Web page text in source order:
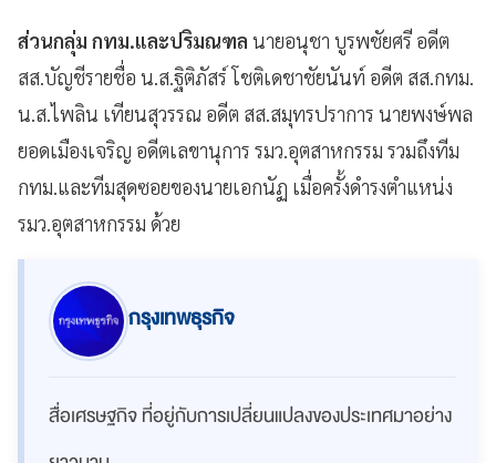
ส่วนกลุ่ม กทม.และปริมณฑล นายอนุชา บูรพชัยศรี อดีต
สส.บัญชีรายชื่อ น.ส.ฐิติภัสร์ โชติเดชาชัยนันท์ อดีต สส.กทม.
น.ส.ไพลิน เทียนสุวรรณ อดีต สส.สมุทรปราการ นายพงษ์พล
ยอดเมืองเจริญ อดีตเลขานุการ รมว.อุตสาหกรรม รวมถึงทีม
กทม.และทีมสุดซอยของนายเอกนัฏ เมื่อครั้งดำรงตำแหน่ง
รมว.อุตสาหกรรม ด้วย
กรุงเทพธุรกิจ
สื่อเศรษฐกิจ ที่อยู่กับการเปลี่ยนแปลงของประเทศมาอย่าง